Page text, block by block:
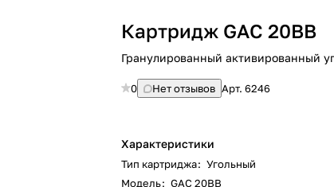
Картридж GAC 20BB
Гранулированный активированный
0 Нет отзывов Арт.6246
Характеристики
Тип картриджа: Угольный
Модель: GAC 20BB